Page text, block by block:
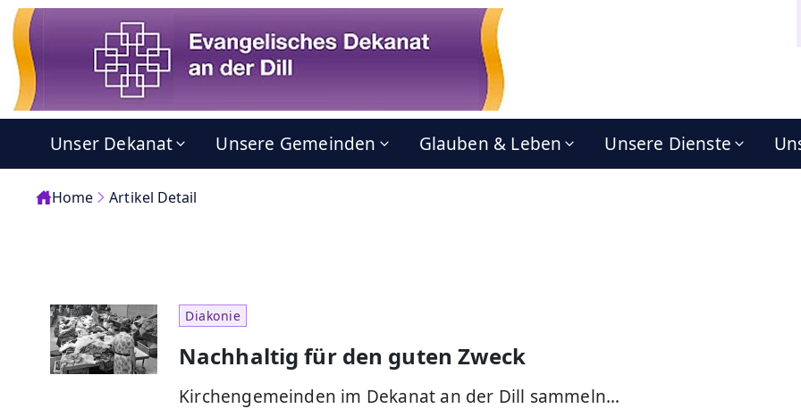
Unser Dekanat Unsere Gemeinden Glauben & Leben Unsere Dienste
Home Artikel Detail
Diakonie
Nachhaltig für den guten Zweck
Kirchengemeinden im Dekanat an der Dill sammeln…